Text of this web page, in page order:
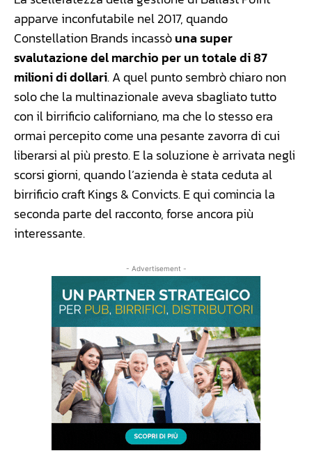
apparve inconfutabile nel 2017, quando
Constellation Brands incassòuna super
svalutazione del marchio per un totale di 87
milioni di dollari. A quel punto sembrò chiaro non
solo che la multinazionale aveva sbagliato tutto
con il birrificio californiano, ma che lo stesso era
ormai percepito come una pesante zavorra di cui
liberarsi al più presto. E la soluzione è arrivata negli
scorsi giorni, quando l’azienda è stata ceduta al
birrificio craft Kings & Convicts. E qui comincia la
seconda parte del racconto, forse ancora più
interessante.
- Advertisement -